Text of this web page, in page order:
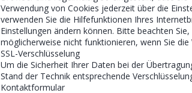
Verwendung von Cookies jederzeit über die
verwenden Sie die Hilfefunktionen Ihres
Einstellungen ändern können. Bitte beachten
möglicherweise nicht funktionieren, wenn Sie
SSL-Verschlüsselung
Um die Sicherheit Ihrer Daten bei der
Stand der Technik entsprechende
Kontaktformular